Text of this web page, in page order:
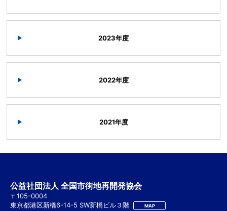
2023年度
2022年度
2021年度
公益社団法人 全国市街地再開発協会
〒105-0004
東京都港区新橋6-14-5 SW新橋ビル３階
MAP